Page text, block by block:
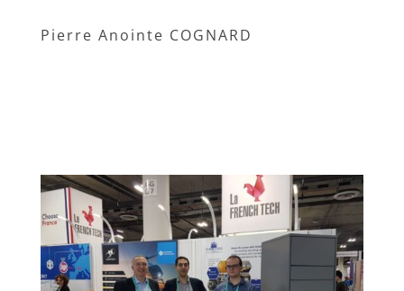
Pierre Anointe COGNARD